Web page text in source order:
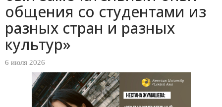
общения со студентами из
разных стран и разных
культур»
6 июля 2026